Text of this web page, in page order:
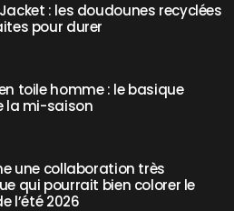
: les doudounes recyclées
pour durer
toile homme : le basique
la mi-saison
une collaboration très
qui pourrait bien colorer le
l’été 2026